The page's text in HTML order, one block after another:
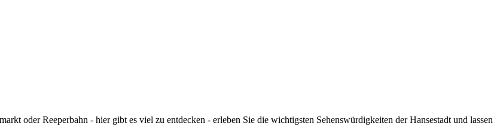
oder Reeperbahn - hier gibt es viel zu entdecken - erleben Sie die wichtigsten Sehenswürdigkeiten der Hansestadt und lassen